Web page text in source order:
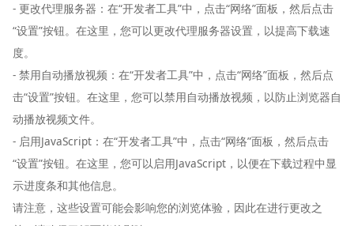
- 更改代理服务器：在“开发者工具”中，点击“网络”面板，然后点击
“设置”按钮。在这里，您可以更改代理服务器设置，以提高下载速
度。
- 禁用自动播放视频：在“开发者工具”中，点击“网络”面板，然后点
击“设置”按钮。在这里，您可以禁用自动播放视频，以防止浏览器自
动播放视频文件。
- 启用JavaScript：在“开发者工具”中，点击“网络”面板，然后点击
“设置”按钮。在这里，您可以启用JavaScript，以便在下载过程中显
示进度条和其他信息。
请注意，这些设置可能会影响您的浏览体验，因此在进行更改之